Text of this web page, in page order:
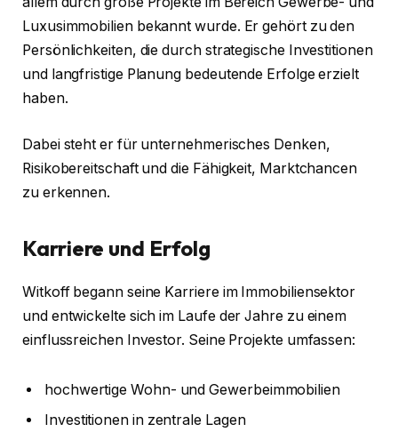
Luxusimmobilien bekannt wurde. Er gehört zu den
Persönlichkeiten, die durch strategische Investitionen
und langfristige Planung bedeutende Erfolge erzielt
haben.
Dabei steht er für unternehmerisches Denken,
Risikobereitschaft und die Fähigkeit, Marktchancen
zu erkennen.
Karriere und Erfolg
Witkoff begann seine Karriere im Immobiliensektor
und entwickelte sich im Laufe der Jahre zu einem
einflussreichen Investor. Seine Projekte umfassen:
hochwertige Wohn- und Gewerbeimmobilien
Investitionen in zentrale Lagen